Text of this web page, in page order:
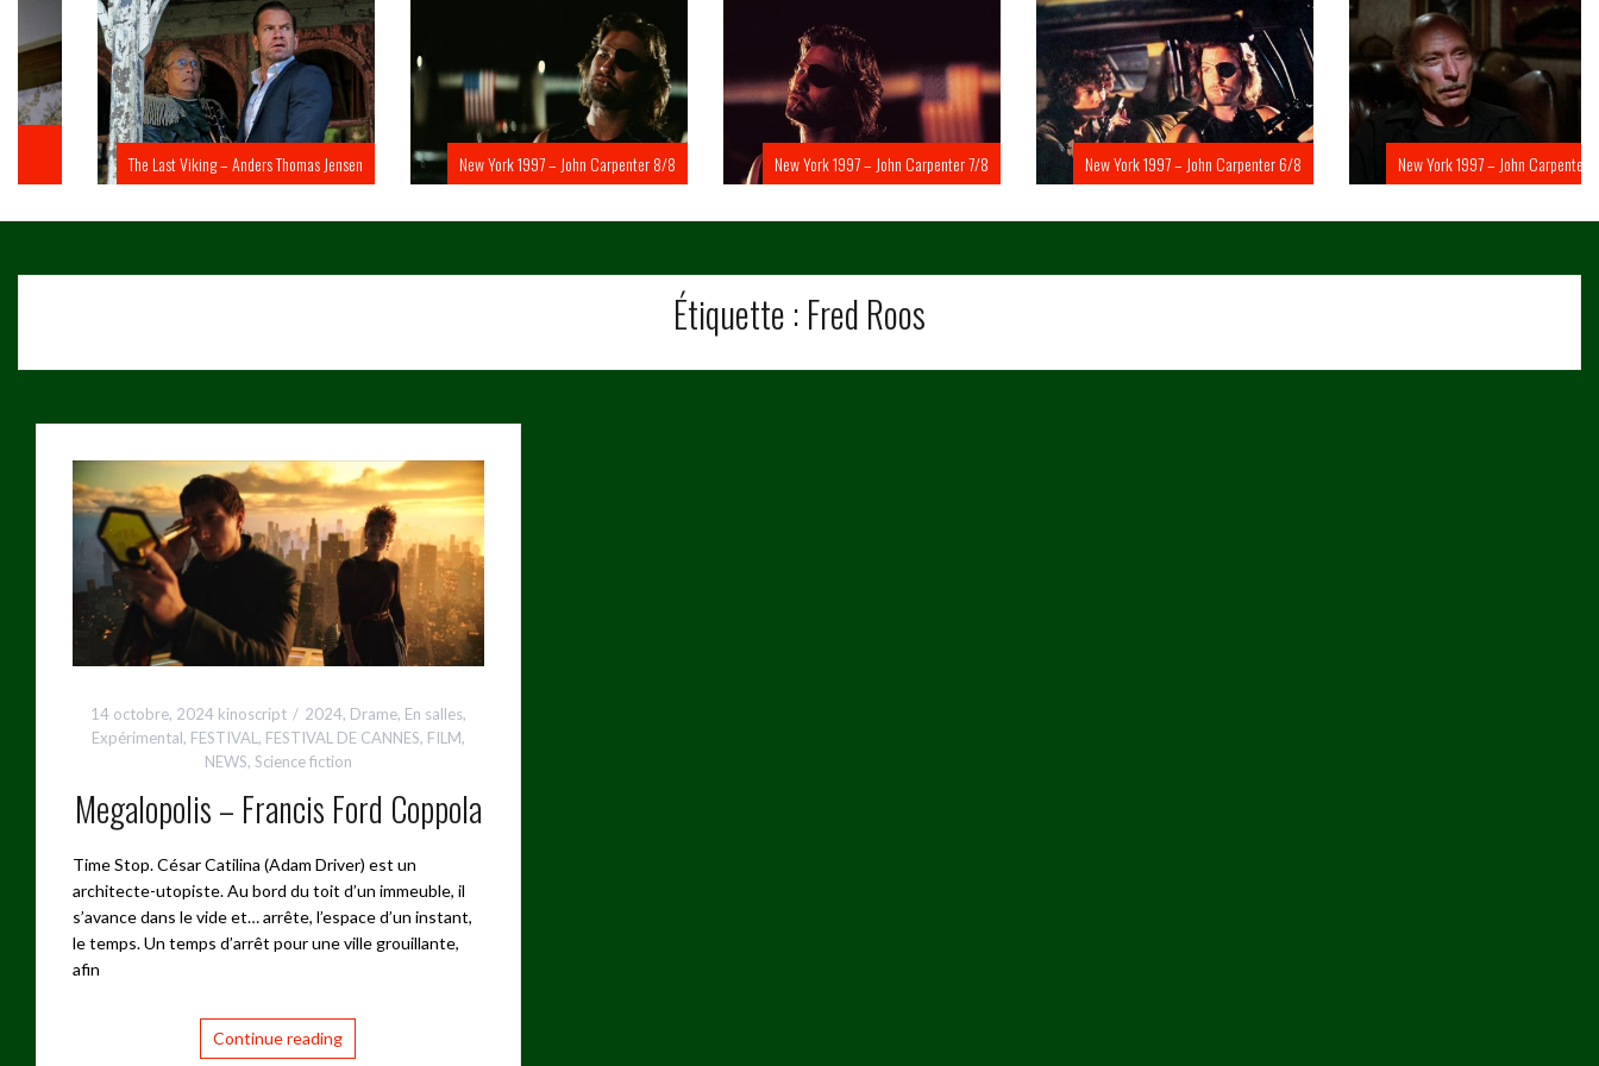
The Last Viking – Anders Thomas Jensen New York 1997 – John Carpenter 8/8 New York 1997 – John Carpenter 7/8 New York 1997 – John Carpenter 6/8 New York 1997 – John Carpenter 5/8
Étiquette : Fred Roos
14 octobre, 2024 kinoscript 2024, Drame, En salles,
Expérimental, FESTIVAL, FESTIVAL DE CANNES, FILM,
NEWS, Science fiction
Megalopolis – Francis Ford Coppola
Time Stop. César Catilina (Adam Driver) est un
architecte-utopiste. Au bord du toit d’un immeuble, il
s’avance dans le vide et… arrête, l’espace d’un instant,
le temps. Un temps d’arrêt pour une ville grouillante,
afin
Continue reading